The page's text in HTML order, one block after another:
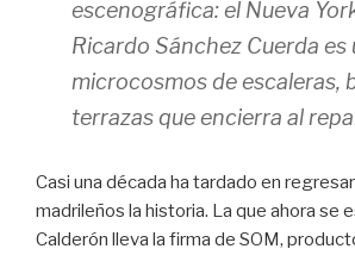
escenográfica: el Nueva
Ricardo Sánchez Cuerda es
microcosmos de escaleras,
terrazas que encierra al
Casi una década ha tardado en
madrileños la historia. La que ahora se
Calderón lleva la firma de SOM,